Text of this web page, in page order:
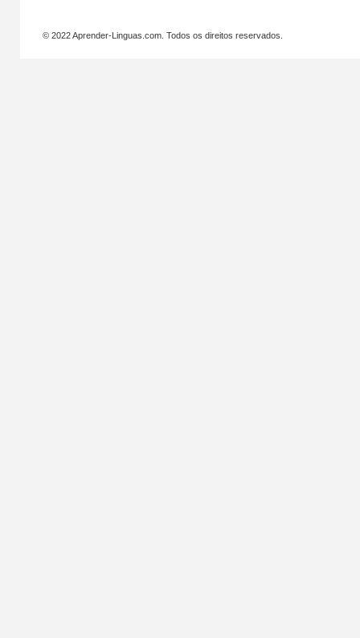
© 2022 Aprender-Linguas.com. Todos os direitos reservados.